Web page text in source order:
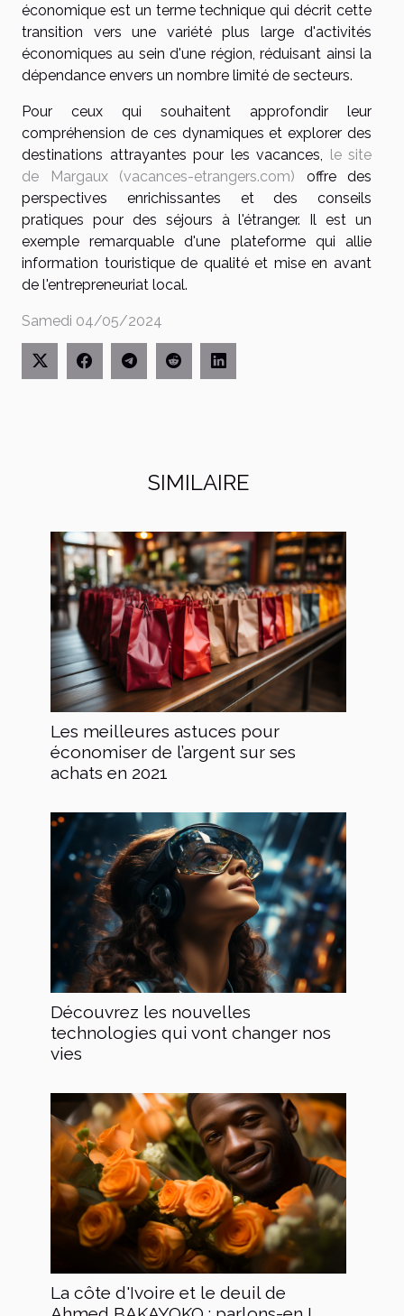
économique est un terme technique qui décrit cette
transition vers une variété plus large d'activités
économiques au sein d'une région, réduisant ainsi la
dépendance envers un nombre limité de secteurs.
Pour ceux qui souhaitent approfondir leur
compréhension de ces dynamiques et explorer des
destinations attrayantes pour les vacances, le site
de Margaux (vacances-etrangers.com) offre des
perspectives enrichissantes et des conseils
pratiques pour des séjours à l'étranger. Il est un
exemple remarquable d'une plateforme qui allie
information touristique de qualité et mise en avant
de l'entrepreneuriat local.
Samedi 04/05/2024
SIMILAIRE
Les meilleures astuces pour
économiser de l’argent sur ses
achats en 2021
Découvrez les nouvelles
technologies qui vont changer nos
vies
La côte d'Ivoire et le deuil de